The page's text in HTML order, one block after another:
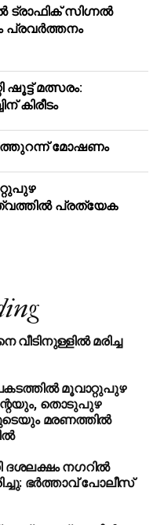
ട്രാഫിക് സിഗ്നല്‍
പ്രവർത്തനം
മത്സരം:
കിരീടം
മോ​ഷ​ണം
പ്രത്യേക
മരിച്ച
മൂവാറ്റുപുഴ
തൊടുപുഴ
മരണത്തില്‍
ദശലക്ഷം നഗറിൽ
ഭർത്താവ് പോലീസ്